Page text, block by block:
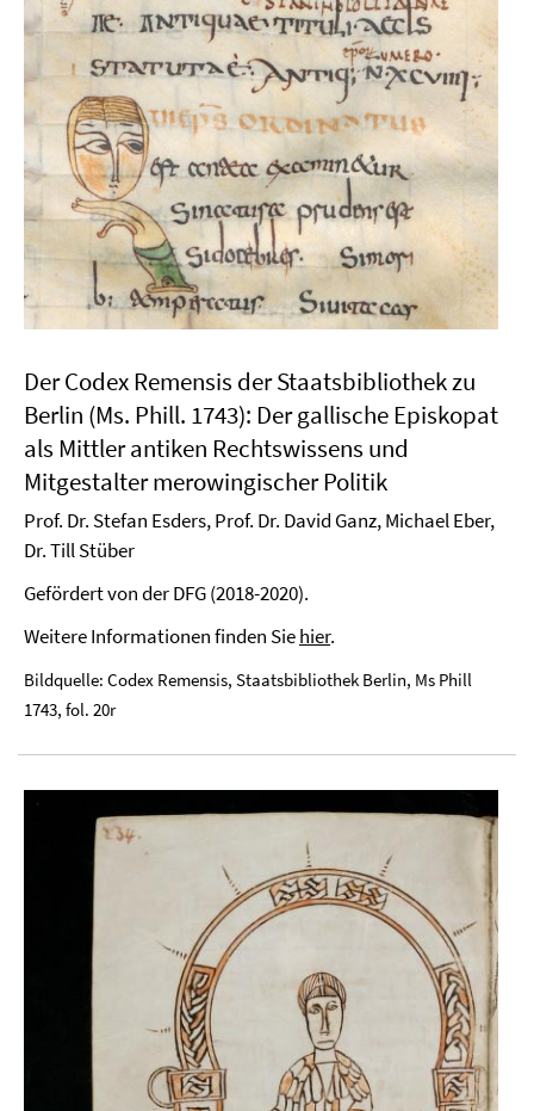
Der Codex Remensis der Staatsbibliothek zu
Berlin (Ms. Phill. 1743): Der gallische Episkopat
als Mittler antiken Rechtswissens und
Mitgestalter merowingischer Politik
Prof. Dr. Stefan Esders, Prof. Dr. David Ganz, Michael Eber,
Dr. Till Stüber
Gefördert von der DFG (2018-2020).
Weitere Informationen finden Siehier.
Bildquelle: Codex Remensis, Staatsbibliothek Berlin, Ms Phill
1743, fol. 20r